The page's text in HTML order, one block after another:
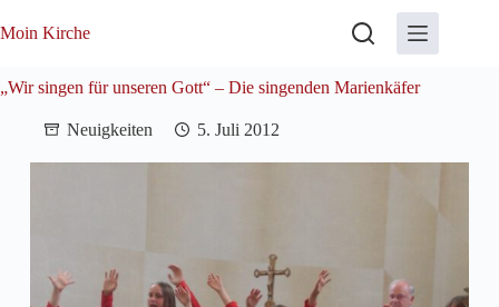
Inhalt
Moin Kirche
„Wir singen für unseren Gott“ – Die singenden Marienkäfer
Neuigkeiten 5. Juli 2012